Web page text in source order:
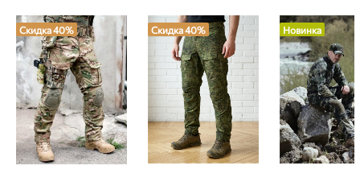
Скидка 40% Скидка 40% Новинка